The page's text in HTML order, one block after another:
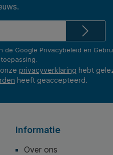
de Google Privacybeleid en
privacyverklaring hebt
heeft geaccepteerd.
Informatie
Over ons